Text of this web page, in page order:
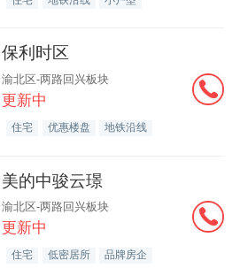
保利时区
渝北区-两路回兴板块
更新中
住宅 优惠楼盘 地铁沿线
美的中骏云璟
渝北区-两路回兴板块
更新中
住宅 低密居所 品牌房企